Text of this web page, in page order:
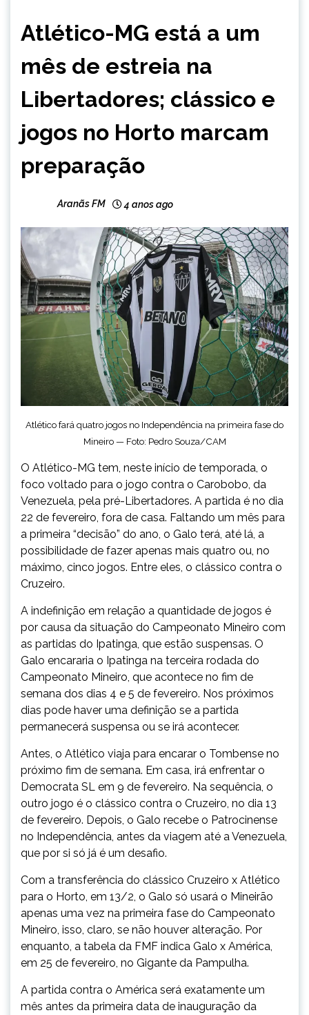
Atlético-MG está a um
mês de estreia na
Libertadores; clássico e
jogos no Horto marcam
preparação
Aranãs FM 4 anos ago
Atlético fará quatro jogos no Independência na primeira fase do
Mineiro — Foto: Pedro Souza/CAM
O Atlético-MG tem, neste início de temporada, o
foco voltado para o jogo contra o Carobobo, da
Venezuela, pela pré-Libertadores. A partida é no dia
22 de fevereiro, fora de casa. Faltando um mês para
a primeira “decisão” do ano, o Galo terá, até lá, a
possibilidade de fazer apenas mais quatro ou, no
máximo, cinco jogos. Entre eles, o clássico contra o
Cruzeiro.
A indefinição em relação a quantidade de jogos é
por causa da situação do Campeonato Mineiro com
as partidas do Ipatinga, que estão suspensas. O
Galo encararia o Ipatinga na terceira rodada do
Campeonato Mineiro, que acontece no fim de
semana dos dias 4 e 5 de fevereiro. Nos próximos
dias pode haver uma definição se a partida
permanecerá suspensa ou se irá acontecer.
Antes, o Atlético viaja para encarar o Tombense no
próximo fim de semana. Em casa, irá enfrentar o
Democrata SL em 9 de fevereiro. Na sequência, o
outro jogo é o clássico contra o Cruzeiro, no dia 13
de fevereiro. Depois, o Galo recebe o Patrocinense
no Independência, antes da viagem até a Venezuela,
que por si só já é um desafio.
Com a transferência do clássico Cruzeiro x Atlético
para o Horto, em 13/2, o Galo só usará o Mineirão
apenas uma vez na primeira fase do Campeonato
Mineiro, isso, claro, se não houver alteração. Por
enquanto, a tabela da FMF indica Galo x América,
em 25 de fevereiro, no Gigante da Pampulha.
A partida contra o América será exatamente um
mês antes da primeira data de inauguração da